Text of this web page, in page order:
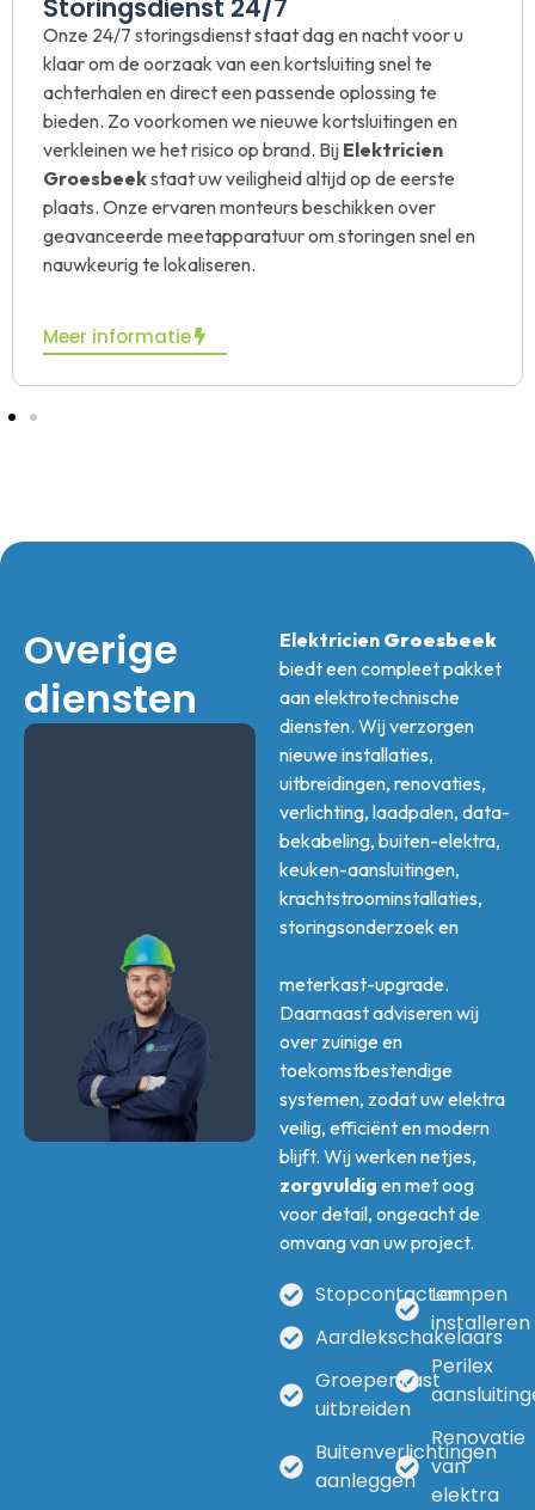
Kookgroep installatie
Stapt u over van gas naarinductieof heeft u
meer vermogen nodig in de keuken? Dan kan
Elektricien Groesbeekvoor u een aparte
kookgroep aanleggen. Ook voor het installeren
van een
Perilex-aansluiting kunt u bij ons
terecht. Wij zorgen voor een veilige en
professionele aansluiting die perfect aansluit op
uw keukenapparatuur. Onze elektriciens plaatsen
en aansluiten kookgroepen volgens de geldende
NEN-normen, zodat u zonder zorgen kunt koken.
Overige
diensten
Elektricien Groesbeek
biedt een compleet pakket
aan elektrotechnische
diensten. Wij verzorgen
nieuwe installaties,
uitbreidingen, renovaties,
verlichting, laadpalen, data-
bekabeling, buiten-elektra,
keuken-aansluitingen,
krachtstroominstallaties,
storingsonderzoek en
meterkast-upgrade.
Daarnaast adviseren wij
over zuinige en
toekomstbestendige
systemen, zodat uw elektra
veilig, efficiënt en modern
blijft. Wij werken netjes,
zorgvuldig en met oog
voor detail, ongeacht de
omvang van uw project.
Stopcontacten
Aardlekschakelaars
Groepenkast
uitbreiden
Buitenverlichtingen
aanleggen
Lampen
installeren
Perilex
Renovatie
van
elektra